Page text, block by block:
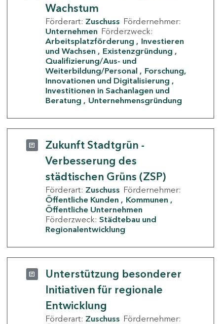
Wachstum
Förderart: Zuschuss Fördernehmer:
Unternehmen Förderzweck:
Arbeitsplatzförderung
Investieren
und Wachsen
Existenzgründung
Qualifizierung/Aus- und
Weiterbildung/Personal
Forschung,
Innovationen und Digitalisierung
Investitionen in Sachanlagen und
Beratung
Unternehmensgründung
Zukunft Stadtgrün -
Verbesserung des
städtischen Grüns (ZSP)
Förderart: Zuschuss Fördernehmer:
Öffentliche Kunden
Kommunen
Öffentliche Unternehmen
Förderzweck: Städtebau und
Regionalentwicklung
Unterstützung besonderer
Initiativen für regionale
Entwicklung
Förderart: Zuschuss Fördernehmer: